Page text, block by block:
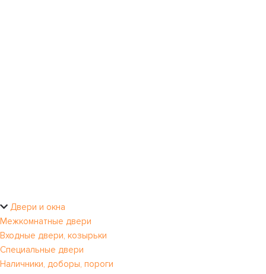
Двери и окна
Межкомнатные двери
Входные двери, козырьки
Специальные двери
Наличники, доборы, пороги